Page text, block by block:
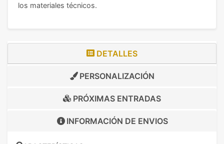
los materiales técnicos.
DETALLES
PERSONALIZACIÓN
PRÓXIMAS ENTRADAS
INFORMACIÓN DE ENVIOS